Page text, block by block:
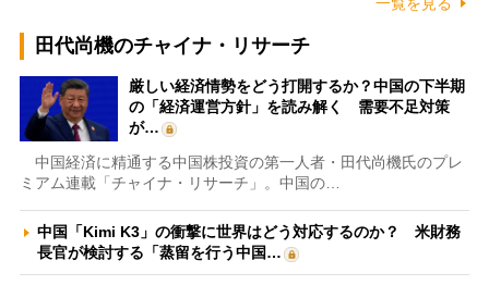
田代尚機のチャイナ・リサーチ
厳しい経済情勢をどう打開するか？中国の下半期
の「経済運営方針」を読み解く 需要不足対策
が…
中国経済に精通する中国株投資の第一人者・田代尚機氏のプレ
ミアム連載「チャイナ・リサーチ」。中国の…
中国「Kimi K3」の衝撃に世界はどう対応するのか？ 米財務
長官が検討する「蒸留を行う中国…